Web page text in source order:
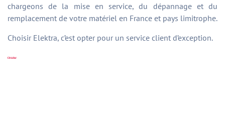
chargeons de la mise en service, du dépannage et du
remplacement de votre matériel en France et pays limitrophe.
Choisir Elektra, c’est opter pour un service client d’exception.